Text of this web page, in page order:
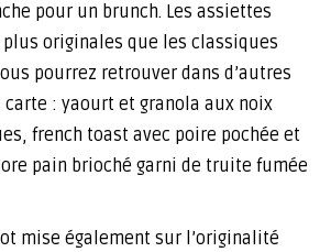
pour un brunch. Les assiettes
originales que les classiques
pourrez retrouver dans d’autres
carte : yaourt et granola aux noix
french toast avec poire pochée et
pain brioché garni de truite fumée
mise également sur l’originalité